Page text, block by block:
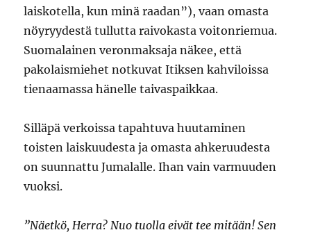
laiskotella, kun minä raadan”), vaan omasta
nöyryydestä tullutta raivokasta voitonriemua.
Suomalainen veronmaksaja näkee, että
pakolaismiehet notkuvat Itiksen kahviloissa
tienaamassa hänelle taivaspaikkaa.
Silläpä verkoissa tapahtuva huutaminen
toisten laiskuudesta ja omasta ahkeruudesta
on suunnattu Jumalalle. Ihan vain varmuuden
vuoksi.
”Näetkö, Herra? Nuo tuolla eivät tee mitään! Sen